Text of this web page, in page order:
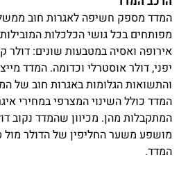
המדד מספק חשיפה לאגרות חוב
מפותחים בכל גושי הכלכלות
אירופה ואסיה במטבעות שונים: דולר
יפני, דולר אוסטרלי וכדומה. המדד
והתשואות הגלומות באגרות חוב של
המדד כולל השינוי המצרפי במחירי
המתקבלות מהן. מכיוון שהמדד נקוב
מושפע משער החליפין של הדולר
המדד.